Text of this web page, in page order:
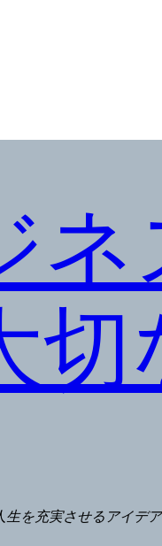
を充実させるアイデア